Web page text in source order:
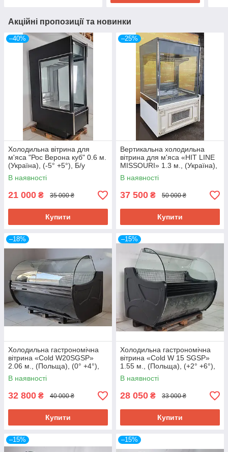
Акційні пропозиції та новинки
–40%
Холодильна вітрина для
м'яса "Рос Верона куб" 0.6 м.
(Україна), (-5° +5°), Б/у
В наявності
21 000 ₴ 35 000 ₴
Купити
–25%
Вертикальна холодильна
вітрина для м'яса «HIT LINE
MISSOURI» 1.3 м., (Україна),
Б/у
В наявності
37 500 ₴ 50 000 ₴
Купити
–18%
Холодильна гастрономічна
вітрина «Cold W20SGSP»
2.06 м., (Польща), (0° +4°),
викладка 73 см., Б/у
В наявності
32 800 ₴ 40 000 ₴
Купити
–15%
Холодильна гастрономічна
вітрина «Cold W 15 SGSP»
1.55 м., (Польща), (+2° +6°),
викладка 73 см., Б/у
В наявності
28 050 ₴ 33 000 ₴
Купити
–15% –15%